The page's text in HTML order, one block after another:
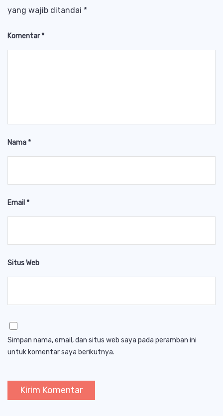
yang wajib ditandai *
Komentar*
Nama*
Email *
Situs Web
Simpan nama, email, dan situs web saya pada peramban ini
untuk komentar saya berikutnya.